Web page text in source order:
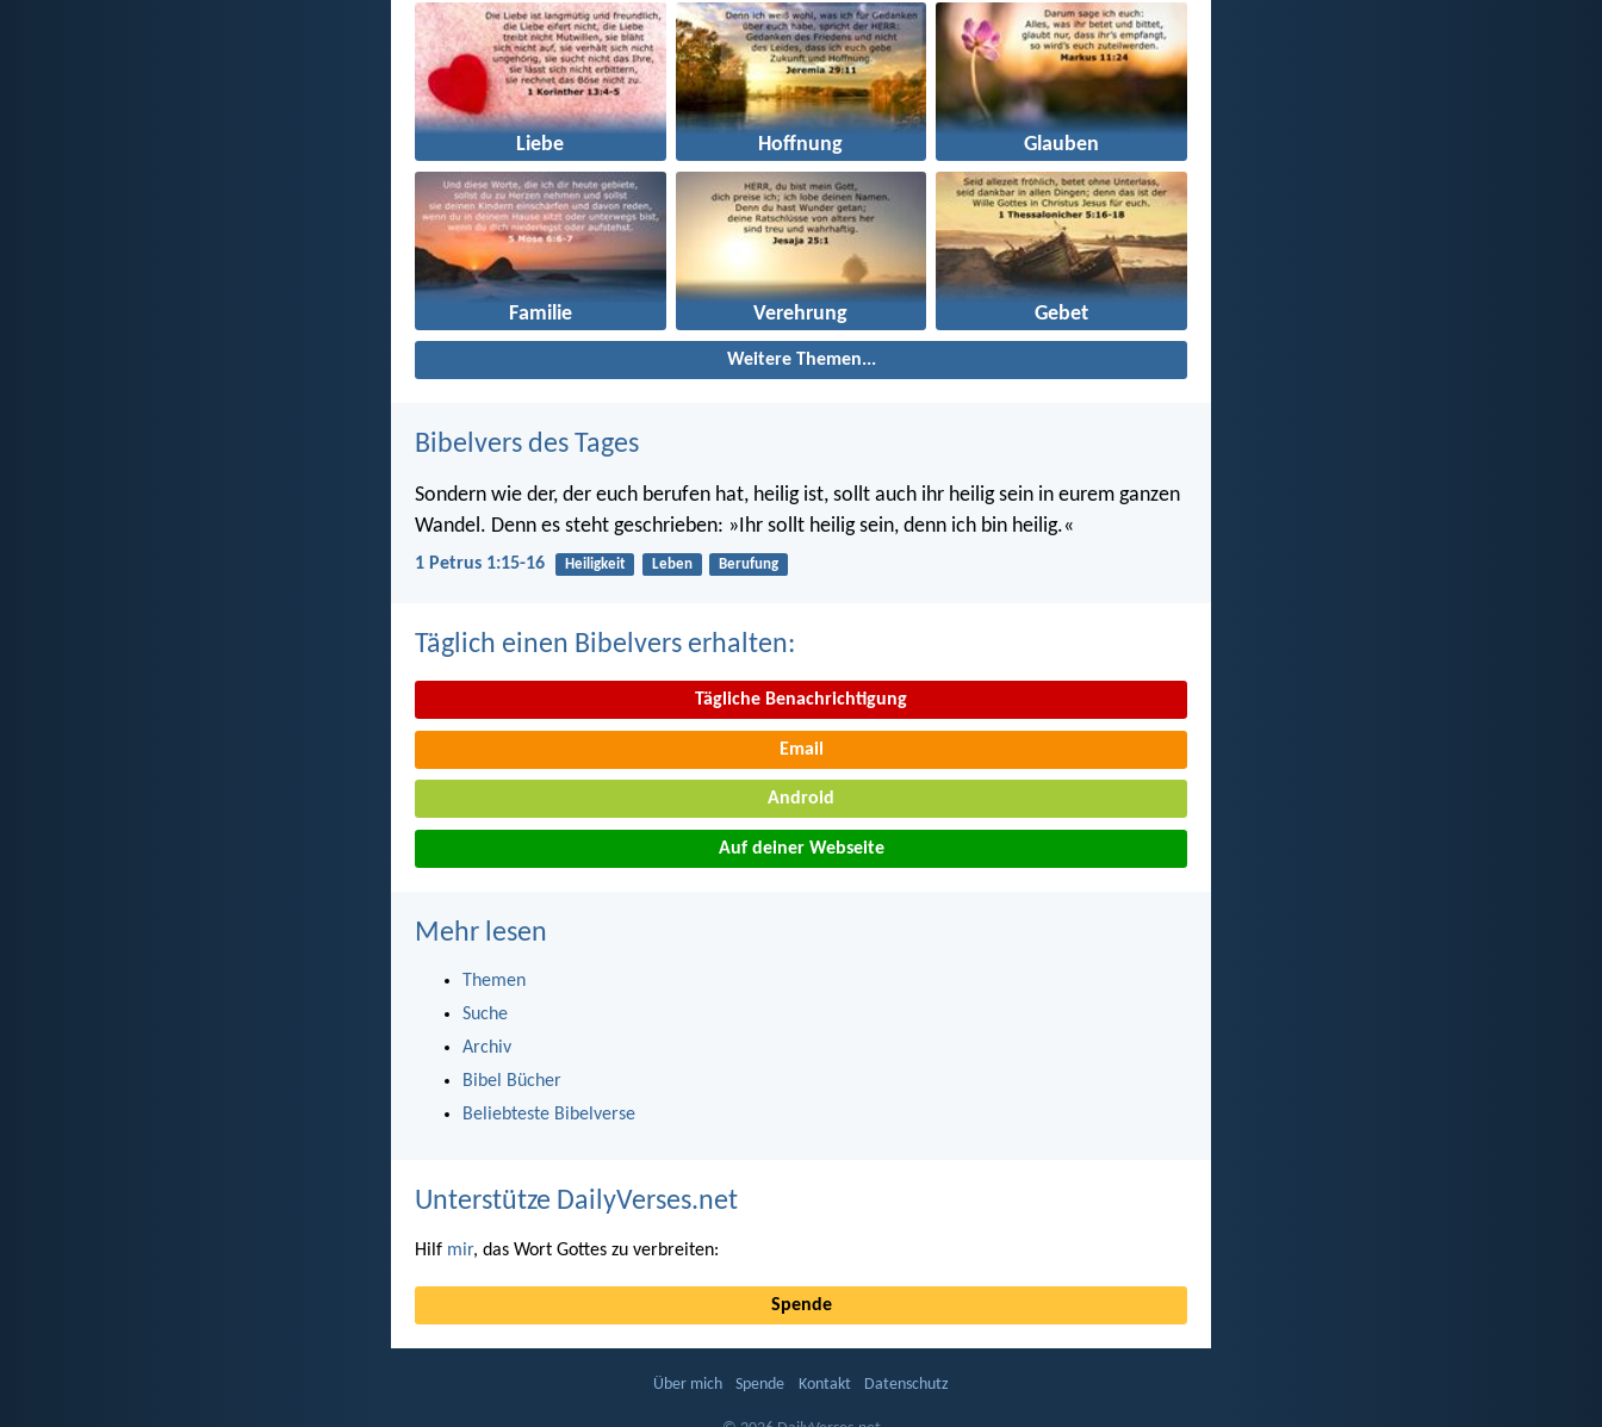
Liebe Hoffnung Glauben
Familie Verehrung Gebet
Weitere Themen...
Bibelvers des Tages
Sondern wie der, der euch berufen hat, heilig ist, sollt auch ihr heilig sein in eurem ganzen
Wandel. Denn es steht geschrieben: »Ihr sollt heilig sein, denn ich bin heilig.«
1 Petrus 1:15-16 Heiligkeit Leben Berufung
Täglich einen Bibelvers erhalten:
Tägliche Benachrichtigung
Email
Android
Auf deiner Webseite
Mehr lesen
Themen
Suche
Archiv
Bibel Bücher
Beliebteste Bibelverse
Unterstütze DailyVerses.net
Hilf mir, das Wort Gottes zu verbreiten:
Spende
Über mich Spende Kontakt Datenschutz